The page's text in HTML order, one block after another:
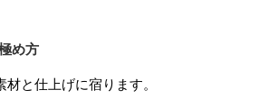
め方
と仕上げに宿ります。